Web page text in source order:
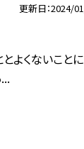
更新日 2024/
よくないこと